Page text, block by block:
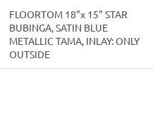
FLOORTOM 18"x 15" STAR
BUBINGA, SATIN BLUE
METALLIC TAMA, INLAY: ONLY
OUTSIDE